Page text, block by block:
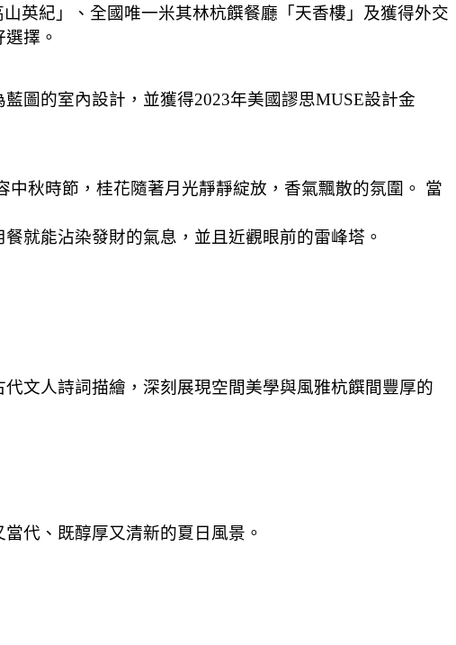
英紀」、全國唯一米其林杭饌餐廳「天香樓」及獲得外交
擇。
圖的室內設計，並獲得2023年美國謬思MUSE設計金
秋時節，桂花隨著月光靜靜綻放，香氣飄散的氛圍。 當
就能沾染發財的氣息，並且近觀眼前的雷峰塔。
文人詩詞描繪，深刻展現空間美學與風雅杭饌間豐厚的
代、既醇厚又清新的夏日風景。